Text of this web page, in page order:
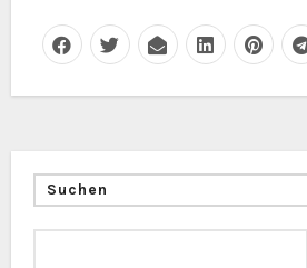
Suchen